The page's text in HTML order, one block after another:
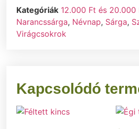
Kategóriák 12.000 Ft és
Narancssárga, Névnap, Sárga,
Virágcsokrok
Kapcsolódó